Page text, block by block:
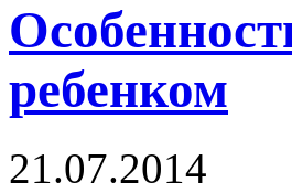
ребенком
21.07.2014